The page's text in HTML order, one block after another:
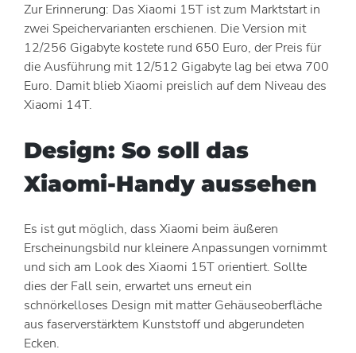
Zur Erinnerung: Das Xiaomi 15T ist zum Marktstart in
zwei Speichervarianten erschienen. Die Version mit
12/256 Gigabyte kostete rund 650 Euro, der Preis für
die Ausführung mit 12/512 Gigabyte lag bei etwa 700
Euro. Damit blieb Xiaomi preislich auf dem Niveau des
Xiaomi 14T.
Design: So soll das
Xiaomi-Handy aussehen
Es ist gut möglich, dass Xiaomi beim äußeren
Erscheinungsbild nur kleinere Anpassungen vornimmt
und sich am Look des Xiaomi 15T orientiert. Sollte
dies der Fall sein, erwartet uns erneut ein
schnörkelloses Design mit matter Gehäuseoberfläche
aus faserverstärktem Kunststoff und abgerundeten
Ecken.